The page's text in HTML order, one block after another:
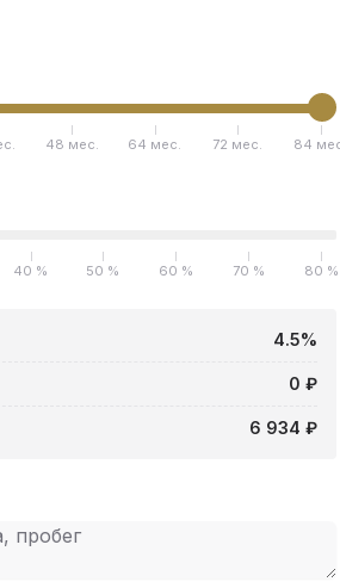
48 мес. 64 мес. 72 мес. 84
40 % 50 % 60 % 70 % 80 %
4.5%
0 ₽
6 934 ₽